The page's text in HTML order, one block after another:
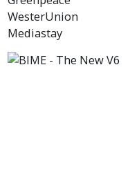
WesterUnion
Mediastay